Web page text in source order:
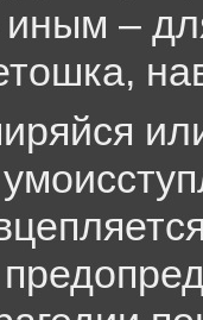
–